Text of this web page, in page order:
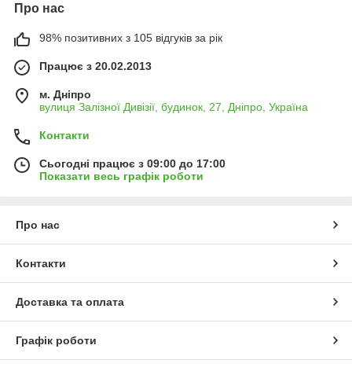
Про нас
98% позитивних з 105 відгуків за рік
Працює з 20.02.2013
м. Дніпро
вулиця Залізної Дивізії, будинок, 27, Дніпро, Україна
Контакти
Сьогодні працює з 09:00 до 17:00
Показати весь графік роботи
Про нас
Контакти
Доставка та оплата
Графік роботи